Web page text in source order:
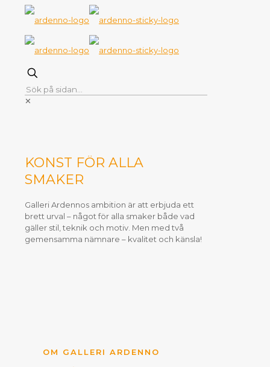
✕
KONST FÖR ALLA
SMAKER
Galleri Ardennos ambition är att erbjuda ett
brett urval – något för alla smaker både vad
gäller stil, teknik och motiv. Men med två
gemensamma nämnare – kvalitet och känsla!
OM GALLERI ARDENNO